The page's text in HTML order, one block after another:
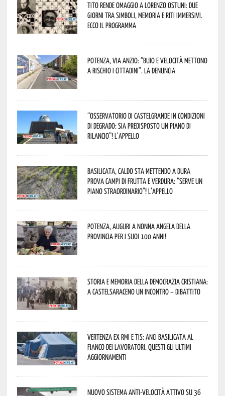
Tito rende omaggio a Lorenzo Ostuni: due
giorni tra simboli, memoria e riti immersivi.
Ecco il programma
Potenza, Via Anzio: “Buio e velocità mettono
a rischio i cittadini”. La denuncia
“Osservatorio di Castelgrande in condizioni
di degrado: sia predisposto un piano di
rilancio”! L’appello
Basilicata, caldo sta mettendo a dura
prova campi di frutta e verdura: “Serve un
piano straordinario”! L’appello
Potenza, auguri a nonna Angela della
provincia per i suoi 100 anni!
Storia e memoria della Democrazia Cristiana:
a Castelsaraceno un incontro – dibattito
Vertenza ex RMI e TIS: ANCI Basilicata al
fianco dei lavoratori. Questi gli ultimi
aggiornamenti
Nuovo sistema anti-velocità attivo su 36